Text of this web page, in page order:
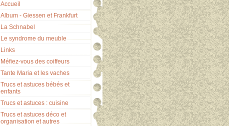
Accueil
Album - Giessen et Frankfurt
La Schnabel
Le syndrome du meuble
Links
Méfiez-vous des coiffeurs
Tante Maria et les vaches
Trucs et astuces bébés et
enfants
Trucs et astuces : cuisine
Trucs et astuces déco et
organisation et autres